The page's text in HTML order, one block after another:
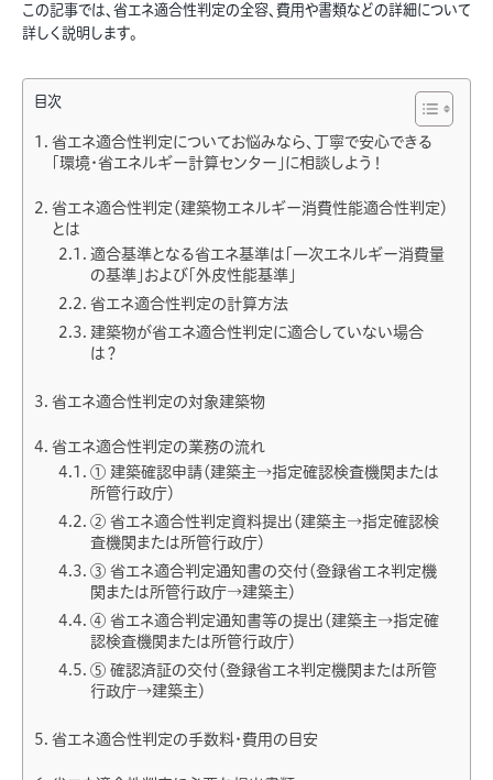
この記事では、省エネ適合性判定の全容、費用や書類などの詳細について
詳しく説明します。
目次
省エネ適合性判定についてお悩みなら、丁寧で安心できる
「環境・省エネルギー計算センター」に相談しよう！
省エネ適合性判定（建築物エネルギー消費性能適合性判定）
とは
適合基準となる省エネ基準は「一次エネルギー消費量
の基準」および「外皮性能基準」
省エネ適合性判定の計算方法
建築物が省エネ適合性判定に適合していない場合
は？
省エネ適合性判定の対象建築物
省エネ適合性判定の業務の流れ
① 建築確認申請（建築主→指定確認検査機関または
所管行政庁）
② 省エネ適合性判定資料提出（建築主→指定確認検
査機関または所管行政庁）
③ 省エネ適合判定通知書の交付（登録省エネ判定機
関または所管行政庁→建築主）
④ 省エネ適合判定通知書等の提出（建築主→指定確
認検査機関または所管行政庁）
⑤ 確認済証の交付（登録省エネ判定機関または所管
行政庁→建築主）
省エネ適合性判定の手数料・費用の目安